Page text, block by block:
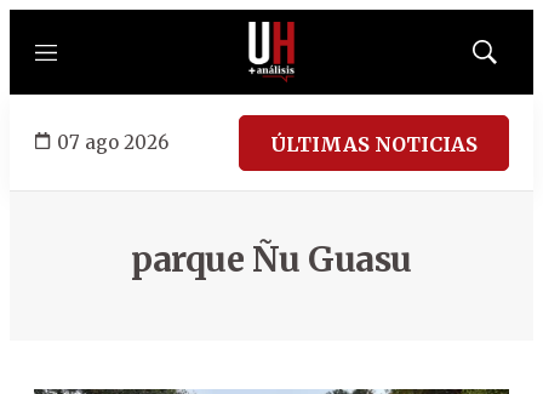
Menú
Mostrar
07 ago 2026 ÚLTIMAS NOTICIAS
parque Ñu Guasu